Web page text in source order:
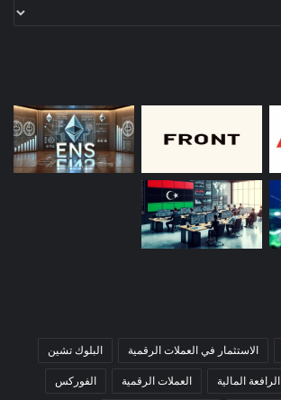
الاستثمار في العملات الرقمية البلوك تشين
الرافعة المالية العملات الرقمية الفوركس